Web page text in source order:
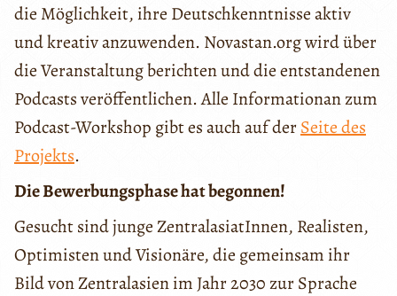
die Möglichkeit, ihre Deutschkenntnisse aktiv
und kreativ anzuwenden. Novastan.org wird über
die Veranstaltung berichten und die entstandenen
Podcasts veröffentlichen. Alle Informationan zum
Podcast-Workshop gibt es auch auf derSeite des
Projekts.
Die Bewerbungsphase hat begonnen!
Gesucht sind junge ZentralasiatInnen, Realisten,
Optimisten und Visionäre, die gemeinsam ihr
Bild von Zentralasien im Jahr 2030 zur Sprache